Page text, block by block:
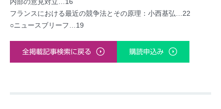
フランスにおける最近の競争法とその原理：小西基弘…22
○ニュースブリーフ…19
全掲載記事検索に戻る 購読申込み